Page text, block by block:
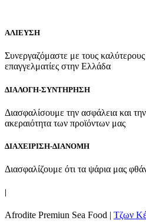
ΑΛΙΕΥΣΗ
Συνεργαζόμαστε με τους καλύτερους
επαγγελματίες στην Ελλάδα
ΔΙΑΛΟΓΗ-ΣΥΝΤΗΡΗΣΗ
Διασφαλίσουμε την ασφάλεια και την
ακεραιότητα των προϊόντων μας
ΔΙΑΧΕΙΡΙΣΗ-ΔΙΑΝΟΜΗ
Διασφαλίζουμε ότι τα ψάρια μας
|
Afrodite Premiun Sea Food | Τζων